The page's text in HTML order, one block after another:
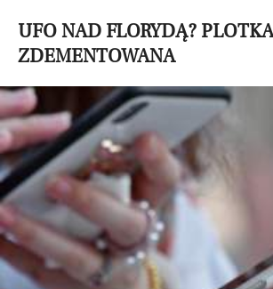
UFO NAD FLORYDĄ?
ZDEMENTOWANA